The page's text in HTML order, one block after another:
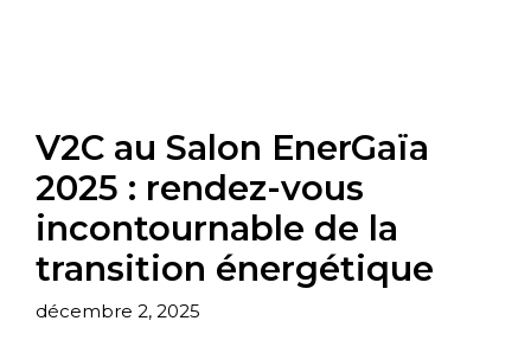
V2C au Salon EnerGaïa
2025 : rendez-vous
incontournable de la
transition énergétique
décembre 2, 2025